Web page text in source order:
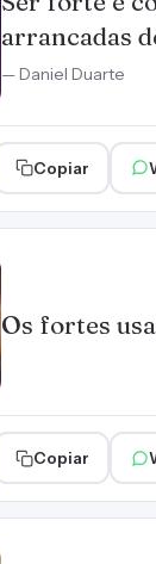
arrancadas
— Daniel Duarte
Copiar
Os fortes
Copiar